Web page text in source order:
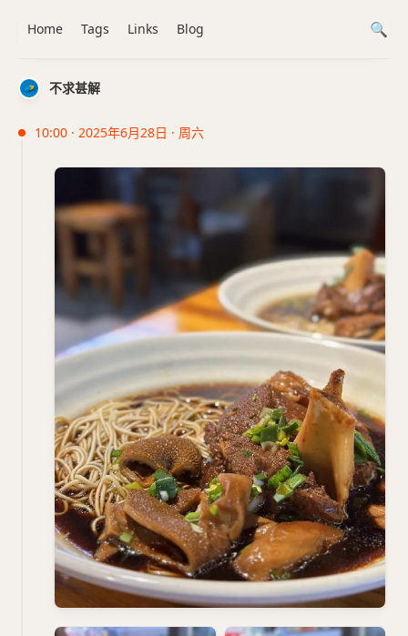
不求甚解
10:00 · 2025年6月28日 · 周六
Home Tags Links Blog